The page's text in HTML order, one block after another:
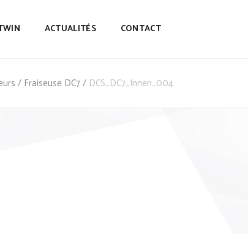
ACTUALITÉS CONTACT
/ Fraiseuse DC7 / DCS_DC7_Innen_004